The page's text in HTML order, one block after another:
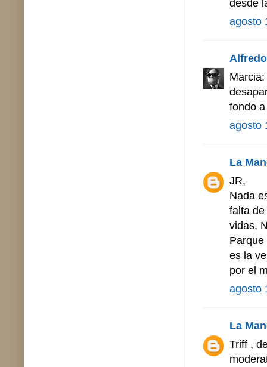
desde
agosto
fondo
agosto
La
JR,
Nada
falta
vidas,
es la
por el
agosto
La
Triff ,